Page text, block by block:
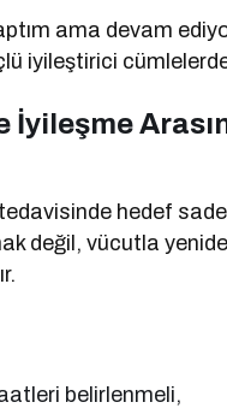
ama devam
iyileştirici
İyileşme
hedef
değil, vücutla
belirlenmeli,